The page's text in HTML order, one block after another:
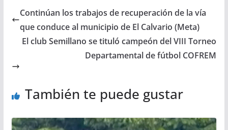
Continúan los trabajos de recuperación de la vía
que conduce al municipio de El Calvario (Meta)
El club Semillano se tituló campeón del VIII Torneo
Departamental de fútbol COFREM
También te puede gustar